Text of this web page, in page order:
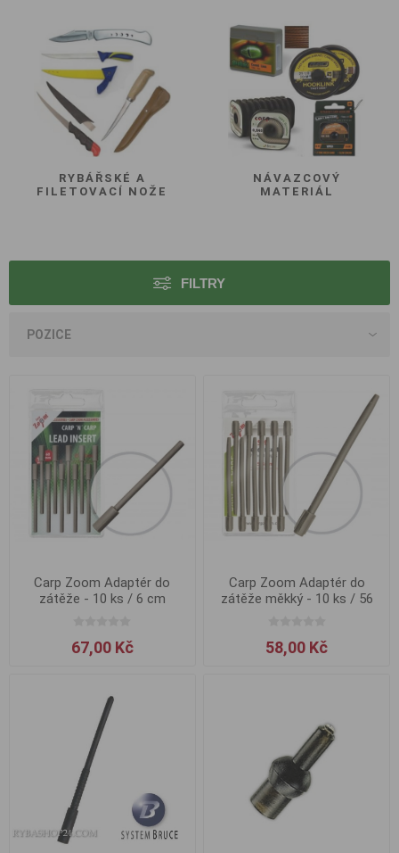
RYBÁŘSKÉ A
FILETOVACÍ NOŽE
NÁVAZCOVÝ
MATERIÁL
FILTRY
Carp Zoom Adaptér do
zátěže - 10 ks / 6 cm
67,00 Kč
Carp Zoom Adaptér do
zátěže měkký - 10 ks / 56
58,00 Kč